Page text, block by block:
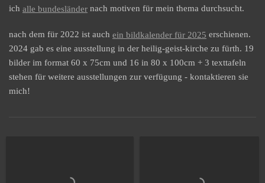
ich alle bundesländer nach motiven für mein thema durchsucht.
nach dem für 2022 ist auch ein bildkalender für 2025 erschienen.
2024 gab es eine ausstellung in der heilig-geist-kirche zu fürth. 19
bilder im format 60 x 75cm und 16 in 80 x 100cm + 3 texttafeln
stehen für weitere ausstellungen zur verfügung - kontaktieren sie
mich!